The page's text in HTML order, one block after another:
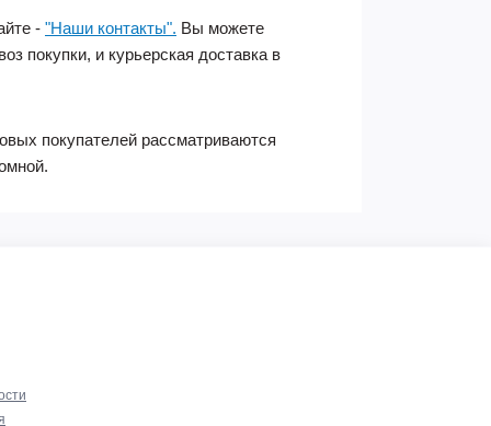
- "Наши контакты". Вы можете
покупки, и курьерская доставка в
покупателей рассматриваются